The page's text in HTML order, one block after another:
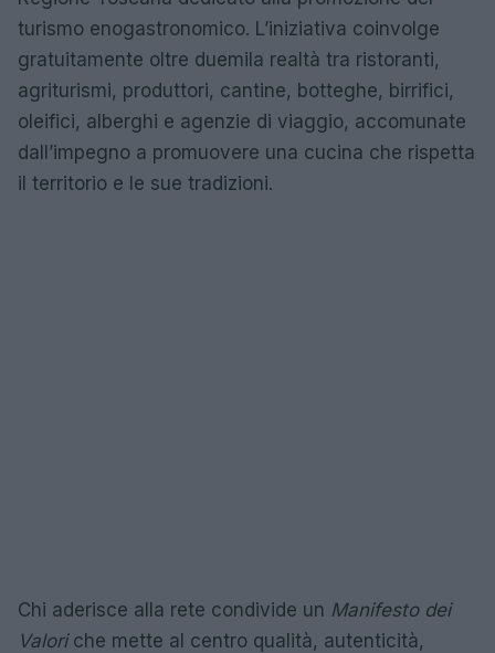
turismo enogastronomico. L’iniziativa coinvolge
gratuitamente oltre duemila realtà tra ristoranti,
agriturismi, produttori, cantine, botteghe, birrifici,
oleifici, alberghi e agenzie di viaggio, accomunate
dall’impegno a promuovere una cucina che rispetta
il territorio e le sue tradizioni.
Chi aderisce alla rete condivide un Manifesto dei
Valoriche mette al centro qualità, autenticità,